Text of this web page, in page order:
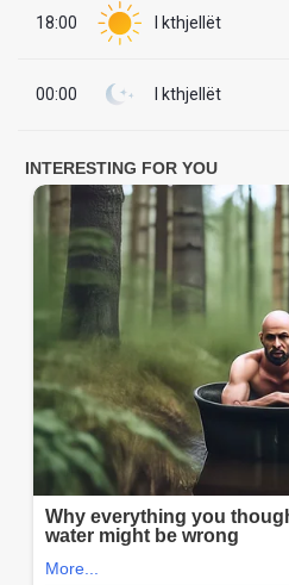
18:00 I kthjellët
00:00 I kthjellët